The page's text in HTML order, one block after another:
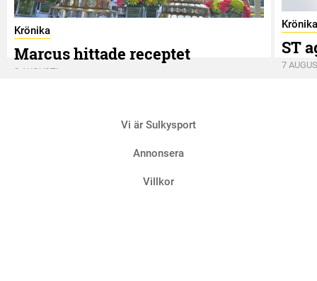
Krönika
Marcus hittade receptet
9 AUGUSTI
Krönika
ST
7
Vi är Sulkysport
Annonsera
Villkor